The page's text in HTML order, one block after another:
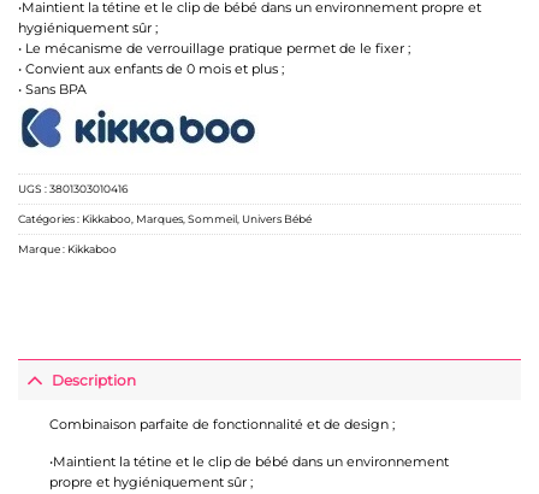
•Maintient la tétine et le clip de bébé dans un environnement propre et
hygiéniquement sûr ;
• Le mécanisme de verrouillage pratique permet de le fixer ;
• Convient aux enfants de 0 mois et plus ;
• Sans BPA
UGS :3801303010416
Catégories : Kikkaboo Marques Sommeil Univers Bébé
Marque : Kikkaboo
Description
Combinaison parfaite de fonctionnalité et de design ;
•Maintient la tétine et le clip de bébé dans un environnement
propre et hygiéniquement sûr ;